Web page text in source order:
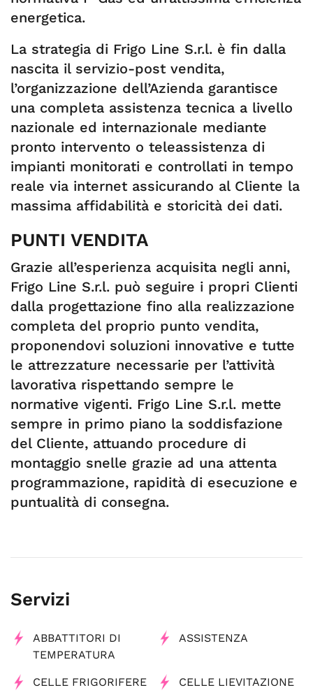
energetica.
La strategia di Frigo Line S.r.l. è fin dalla
nascita il servizio-post vendita,
l’organizzazione dell’Azienda garantisce
una completa assistenza tecnica a livello
nazionale ed internazionale mediante
pronto intervento o teleassistenza di
impianti monitorati e controllati in tempo
reale via internet assicurando al Cliente la
massima affidabilità e storicità dei dati.
PUNTI VENDITA
Grazie all’esperienza acquisita negli anni,
Frigo Line S.r.l. può seguire i propri Clienti
dalla progettazione fino alla realizzazione
completa del proprio punto vendita,
proponendovi soluzioni innovative e tutte
le attrezzature necessarie per l’attività
lavorativa rispettando sempre le
normative vigenti. Frigo Line S.r.l. mette
sempre in primo piano la soddisfazione
del Cliente, attuando procedure di
montaggio snelle grazie ad una attenta
programmazione, rapidità di esecuzione e
puntualità di consegna.
Servizi
ABBATTITORI DI
TEMPERATURA
ASSISTENZA
CELLE FRIGORIFERE CELLE LIEVITAZIONE